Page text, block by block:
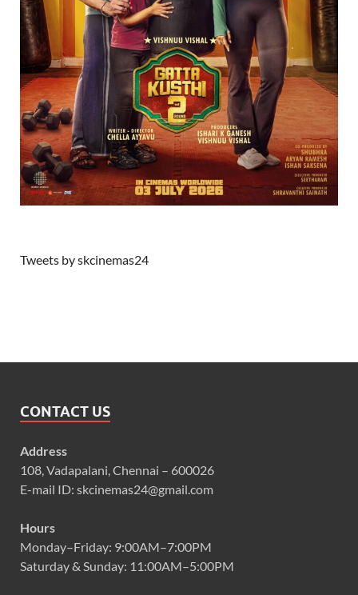
Tweets by skcinemas24
CONTACT US
Address
108, Vadapalani, Chennai – 600026
E-mail ID: skcinemas24@gmail.com
Hours
Monday–Friday: 9:00AM–7:00PM
Saturday & Sunday: 11:00AM–5:00PM